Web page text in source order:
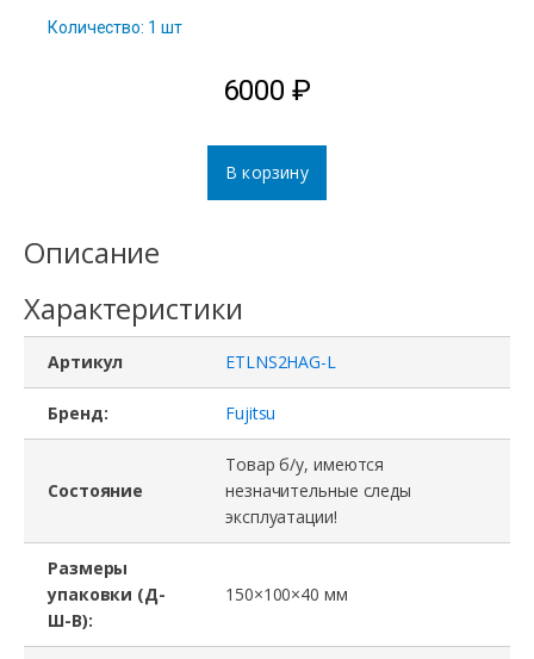
Количество: 1 шт
6000 ₽
В корзину
Описание
Характеристики
Артикул ETLNS2HAG-L
Бренд: Fujitsu
Состояние
Товар б/у, имеются
незначительные следы
эксплуатации!
Размеры
упаковки (Д-
Ш-В):
150×100×40 мм